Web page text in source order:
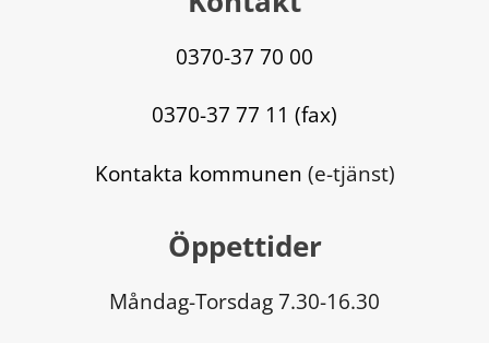
0370-37 70 00
0370-37 77 11 (fax)
Kontakta kommunen (e-tjänst)
Öppettider
Måndag-Torsdag 7.30-16.30